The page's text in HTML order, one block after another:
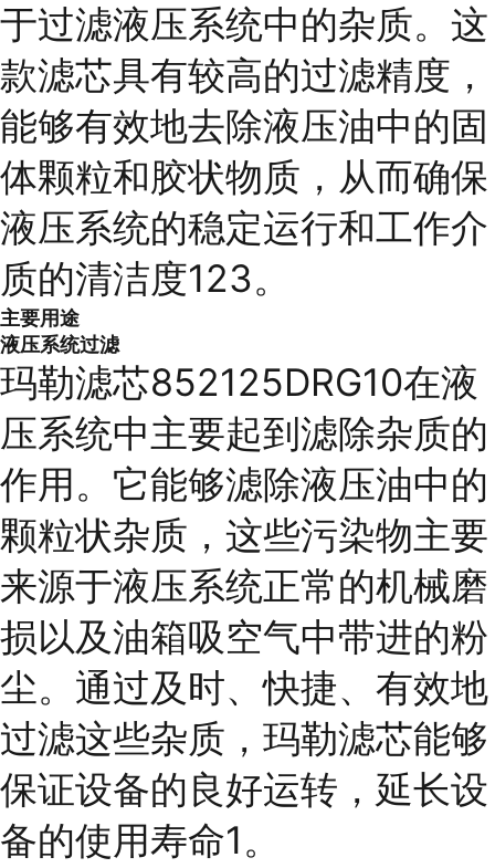
于过滤液压系统中的杂质。这
款滤芯具有较高的过滤精度，
能够有效地去除液压油中的固
体颗粒和胶状物质，从而确保
液压系统的稳定运行和工作介
质的清洁度123。
主要用途
液压系统过滤
玛勒滤芯852125DRG10在液
压系统中主要起到滤除杂质的
作用。它能够滤除液压油中的
颗粒状杂质，这些污染物主要
来源于液压系统正常的机械磨
损以及油箱吸空气中带进的粉
尘。通过及时、快捷、有效地
过滤这些杂质，玛勒滤芯能够
保证设备的良好运转，延长设
备的使用寿命1。